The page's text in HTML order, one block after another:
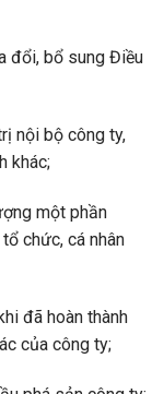
đổi, bổ sung Điều
nội bộ công ty,
khác;
một phần
chức, cá nhân
đã hoàn thành
của công ty;